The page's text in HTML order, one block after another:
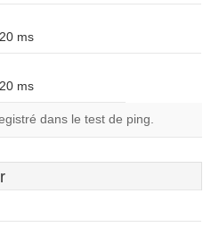
ms
ms
dans le test de ping.